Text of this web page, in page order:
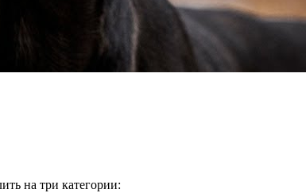
на три категории: